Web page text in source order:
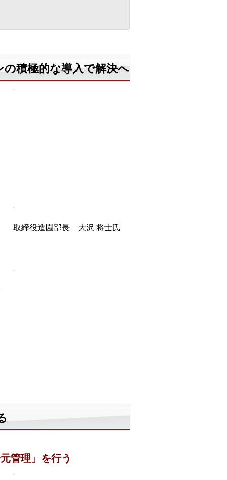
積極的な導入で解決へ
取締役造園部長 大沢 将士氏
管理」を行う